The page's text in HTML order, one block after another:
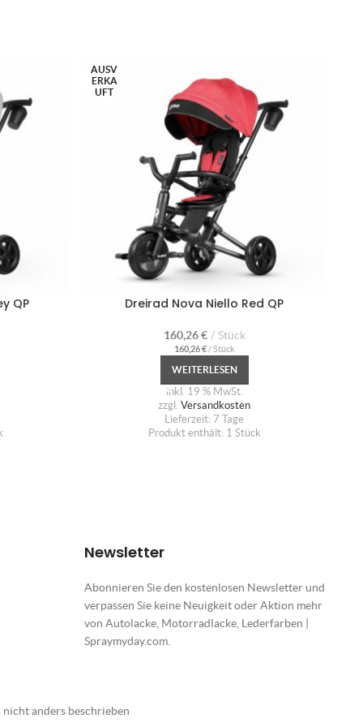
QP
AUSV
ERKA
UFT
Dreirad Nova Niello Red QP
160,26€ Stück
160,26€/Stück
WEITERLESEN
inkl. 19 % MwSt.
zzgl.Versandkosten
Lieferzeit: 7 Tage
Produkt enthält: 1 Stück
Newsletter
Abonnieren Sie den kostenlosen Newsletter und
verpassen Sie keine Neuigkeit oder Aktion mehr
von Autolacke, Motorradlacke, Lederfarben |
Spraymyday.com.
nicht anders beschrieben